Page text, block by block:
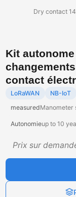
Dry contact
Kit
contact
LoRaWAN
NB-IoT
measuredManometer
Autonomieup to 10
Prix sur